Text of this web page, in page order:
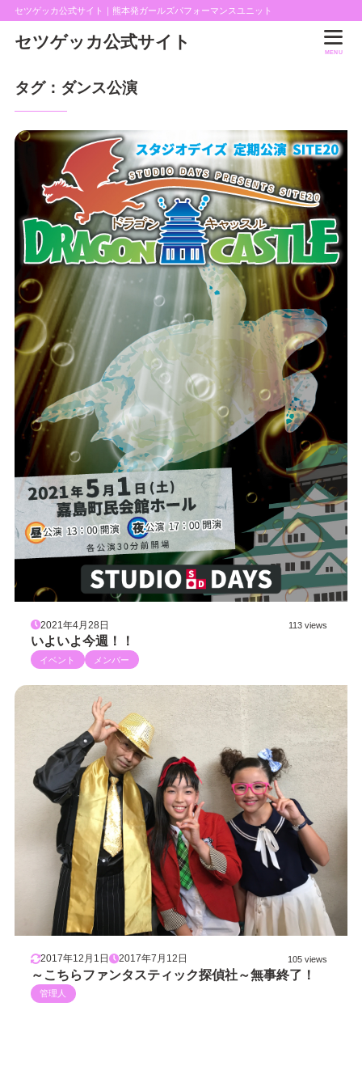
セツゲッカ公式サイト｜熊本発ガールズパフォーマンスユニット
セツゲッカ公式サイト
MENU
タグ：ダンス公演
2021年4月28日 113 views
いよいよ今週！！
イベント メンバー
2017年12月1日 2017年7月12日 105 views
～こちらファンタスティック探偵社～無事終了！
管理人